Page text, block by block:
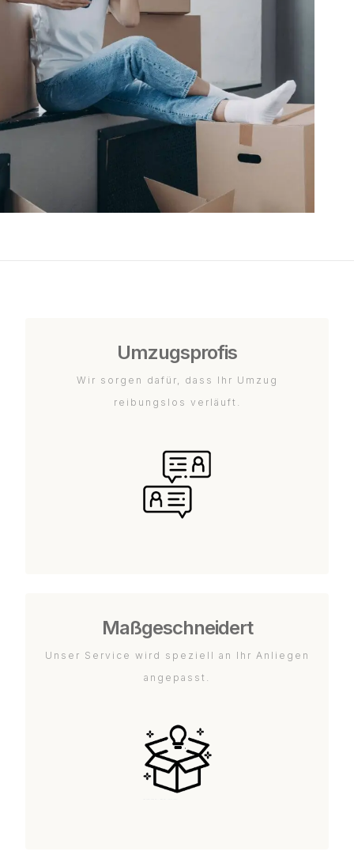
Umzugsprofis
Wir sorgen dafür, dass Ihr Umzug
reibungslos verläuft.
Maßgeschneidert
Unser Service wird speziell an Ihr Anliegen
angepasst.